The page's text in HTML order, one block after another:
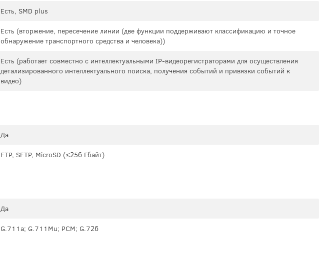
Есть, SMD plus
Есть (вторжение, пересечение линии (две функции поддерживают классификацию и точное
обнаружение транспортного средства и человека))
Есть (работает совместно с интеллектуальными IP-видеорегистраторами для осуществления
детализированного интеллектуального поиска, получения событий и привязки событий к
видео)
Да
FTP, SFTP, MicroSD (≤256 Гбайт)
Да
G.711a; G.711Mu; PCM; G.726